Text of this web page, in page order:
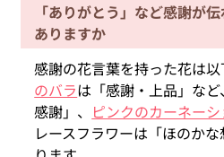
「ありがとう」など感謝が
ありますか
感謝の花言葉を持った花は以
のバラは「感謝・上品」など、
感謝」、 ピンクのカーネー
レースフラワーは「ほのか